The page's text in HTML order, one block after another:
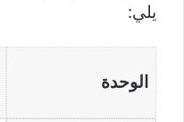
يلي:
الوحدة